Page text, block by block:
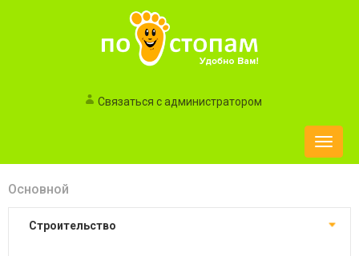
Связаться с администратором
Toggle
Основной
строительство